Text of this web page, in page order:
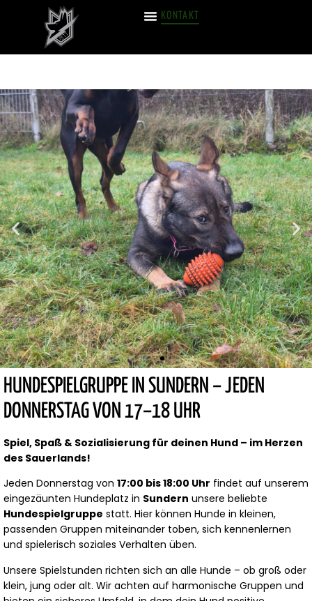
KONTAKT
DAS ERWARTET EUCH
HUNDESPIELGRUPPE IN SUNDERN – JEDEN
DONNERSTAG VON 17–18 UHR
Spiel, Spaß & Sozialisierung für deinen Hund – im Herzen
des Sauerlands!
Jeden Donnerstag von 17:00 bis 18:00 Uhr findet auf unserem
eingezäunten Hundeplatz in Sundern unsere beliebte
Hundespielgruppe statt. Hier können Hunde in kleinen,
passenden Gruppen miteinander toben, sich kennenlernen
und spielerisch soziales Verhalten üben.
Unsere Spielstunden richten sich an alle Hunde – ob groß oder
klein, jung oder alt. Wir achten auf harmonische Gruppen und